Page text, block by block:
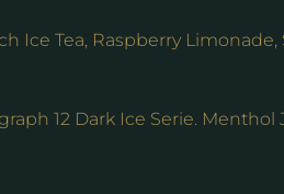
Ice Tea, Raspberry Limonade,
12 Dark Ice Serie. Menthol